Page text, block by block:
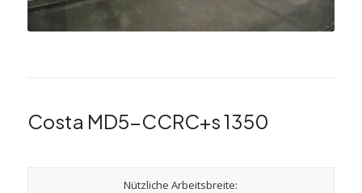
Costa MD5-CCRC+s 1350
Nützliche Arbeitsbreite: